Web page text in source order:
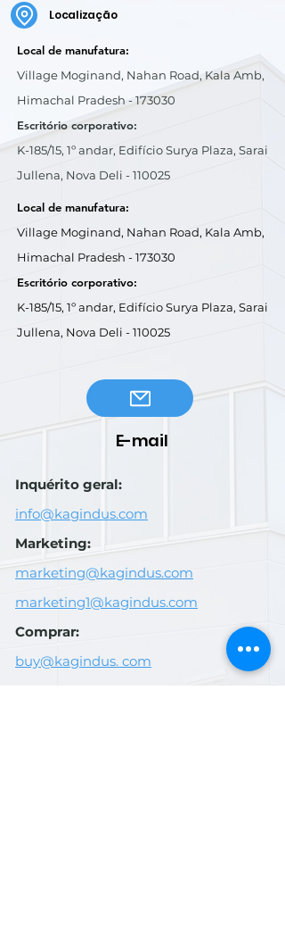
Localização
Local de manufatura:
Village Moginand, Nahan Road, Kala Amb,
Himachal Pradesh - 173030
Escritório corporativo:
K-185/15, 1º andar, Edifício Surya Plaza, Sarai
Jullena, Nova Deli - 110025
Local de manufatura:
Village Moginand, Nahan Road, Kala Amb,
Himachal Pradesh - 173030
Escritório corporativo:
K-185/15, 1º andar, Edifício Surya Plaza, Sarai
Jullena, Nova Deli - 110025
E-mail
Inquérito geral:
info@kagindus.com
Marketing:
marketing@kagindus.com
marketing1@kagindus.com
Comprar:
buy@kagindus. com